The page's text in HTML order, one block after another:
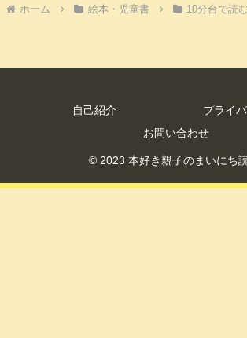
ホーム 絵本・児童書 10分台で読
自己紹介
プライ
お問い合わせ
© 2023 本好き親子のまいにち